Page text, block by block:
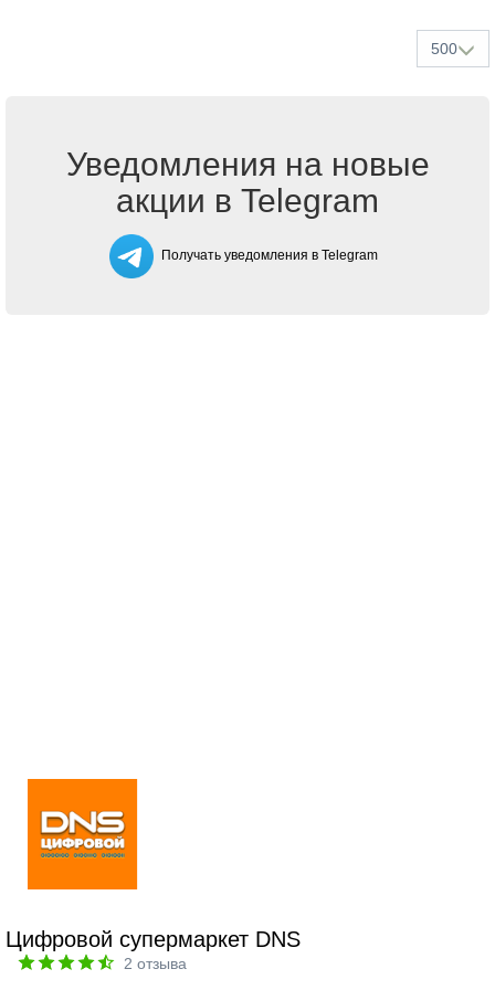
500
Уведомления на новые
акции в Telegram
Получать уведомления в Telegram
Цифровой супермаркет DNS
2 отзыва